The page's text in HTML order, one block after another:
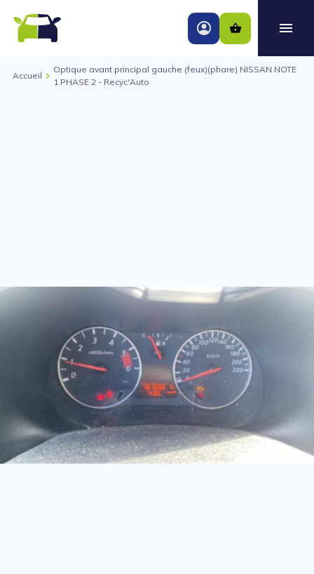
Accueil
Optique avant principal gauche (feux)(phare) NISSAN NOTE
1 PHASE 2 - Recyc'Auto